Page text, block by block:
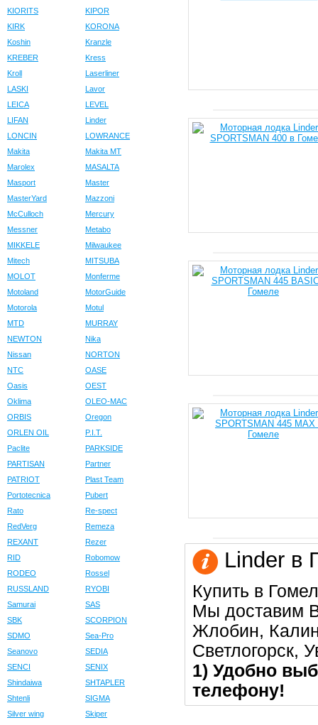
KIORITS
KIPOR
KIRK
KORONA
Koshin
Kranzle
KREBER
Kress
Kroll
Laserliner
LASKI
Lavor
LEICA
LEVEL
LIFAN
Linder
LONCIN
LOWRANCE
Makita
Makita MT
Marolex
MASALTA
Masport
Master
MasterYard
Mazzoni
McCulloch
Mercury
Messner
Metabo
MIKKELE
Milwaukee
Mitech
MITSUBA
MOLOT
Monferme
Motoland
MotorGuide
Motorola
Motul
MTD
MURRAY
NEWTON
Nika
Nissan
NORTON
NTC
OASE
Oasis
OEST
Oklima
OLEO-MAC
ORBIS
Oregon
ORLEN OIL
P.I.T.
Paclite
PARKSIDE
PARTISAN
Partner
PATRIOT
Plast Team
Portotecnica
Pubert
Rato
Re-spect
RedVerg
Remeza
REXANT
Rezer
RID
Robomow
RODEO
Rossel
RUSSLAND
RYOBI
Samurai
SAS
SBK
SCORPION
SDMO
Sea-Pro
Seanovo
SEDIA
SENCI
SENIX
Shindaiwa
SHTAPLER
Shtenli
SIGMA
Silver wing
Skiper
Linder в
Купить в
Мы доставим
Жлобин,
Светлогорск,
1) Удобно
телефону!